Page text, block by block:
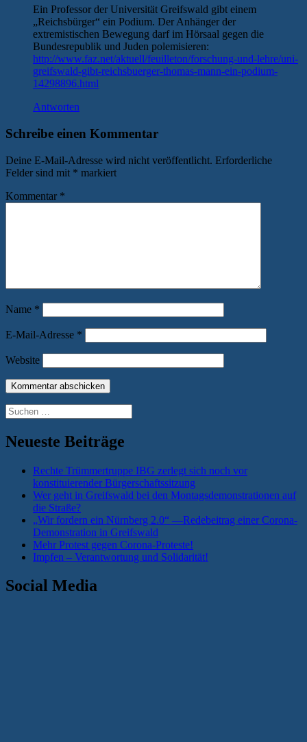
Ein Professor der Universität Greifswald gibt einem
„Reichsbürger“ ein Podium. Der Anhänger der
extremistischen Bewegung darf im Hörsaal gegen die
Bundesrepublik und Juden polemisieren:
http://www.faz.net/aktuell/feuilleton/forschung-und-lehre/uni-
greifswald-gibt-reichsbuerger-thomas-mann-ein-podium-
14298896.html
Antworten
Schreibe einen Kommentar
Deine E-Mail-Adresse wird nicht veröffentlicht. Erforderliche
Felder sind mit * markiert
Kommentar *
Name *
E-Mail-Adresse *
Website
Suchen
nach:
Neueste Beiträge
Rechte Trümmertruppe IBG zerlegt sich noch vor
konstituierender Bürgerschaftssitzung
Wer geht in Greifswald bei den Montagsdemonstrationen auf
die Straße?
„Wir fordern ein Nürnberg 2.0“ —Redebeitrag einer Corona-
Demonstration in Greifswald
Mehr Protest gegen Corona-Proteste!
Impfen – Verantwortung und Solidarität!
Social Media